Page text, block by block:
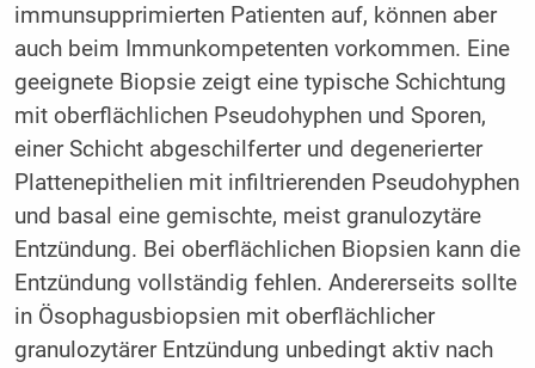
immunsupprimierten Patienten auf, können aber
auch beim Immunkompetenten vorkommen. Eine
geeignete Biopsie zeigt eine typische Schichtung
mit oberflächlichen Pseudohyphen und Sporen,
einer Schicht abgeschilferter und degenerierter
Plat­tenepithelien mit infiltrierenden Pseudohyphen
und basal eine gemischte, meist granulozytäre
Entzündung. Bei oberflächlichen Biopsien kann die
Entzündung vollständig fehlen. Andererseits sollte
in Ösophagusbiopsien mit oberflächlicher
granulozytärer Entzündung unbedingt aktiv nach